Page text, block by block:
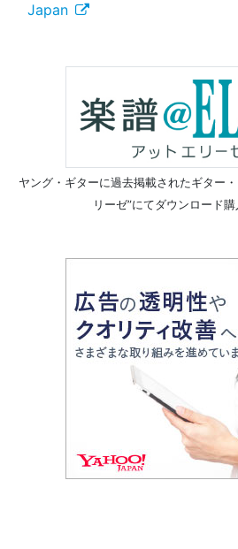
Japan
ヤング・ギターに過去掲載されたギター・
リーゼ”にてダウンロード購